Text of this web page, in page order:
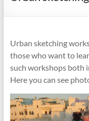
Urban sketching
those who want to
such workshops both
Here you can see